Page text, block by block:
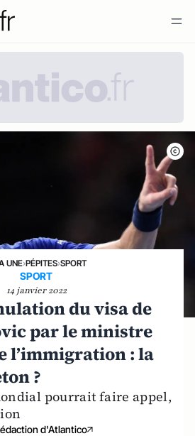
UNE›PÉPITES›SPORT
SPORT
14 janvier 2022
du visa de
par le ministre
l’immigration : la
?
pourrait faire appel,
d'Atlantico